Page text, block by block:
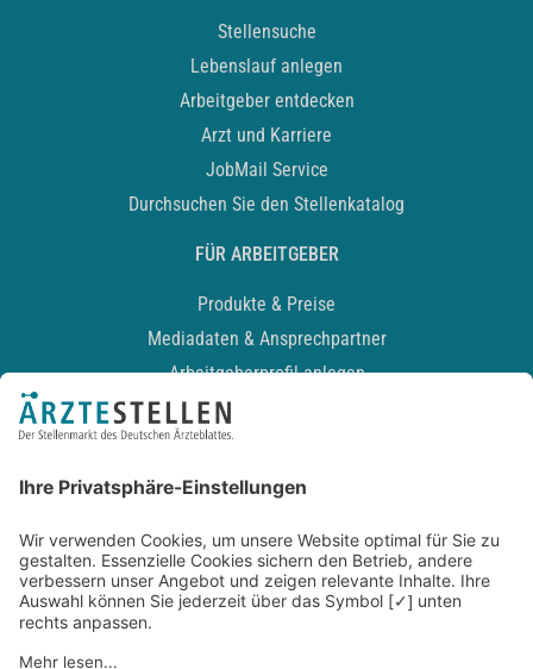
Stellensuche
Lebenslauf anlegen
Arbeitgeber entdecken
Arzt und Karriere
JobMail Service
Durchsuchen Sie den Stellenkatalog
FÜR ARBEITGEBER
Produkte & Preise
Mediadaten & Ansprechpartner
Arbeitgeberprofil anlegen
Recruiting-Podcast
Kontakt
Datenschutz
Newsletter